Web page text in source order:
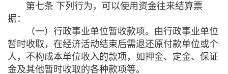
第七条 下列行为，可以使用资金往来结算票
据：
（一）行政事业单位暂收款项。由行政事业单位
暂时收取，在经济活动结束后需退还原付款单位或个
人，不构成本单位收入的款项，如押金、定金、保证
金及其他暂时收取的各种款项等。